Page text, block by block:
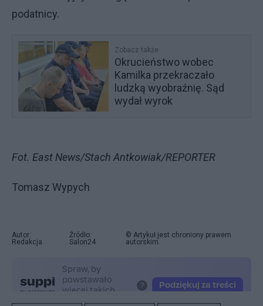
podatnicy.
Zobacz także
Okrucieństwo wobec
Kamilka przekraczało
ludzką wyobraźnię. Sąd
wydał wyrok
Fot. East News/Stach Antkowiak/REPORTER
Tomasz Wypych
Autor:
Redakcja
Źródło:
Salon24
© Artykuł jest chroniony prawem
autorskim.